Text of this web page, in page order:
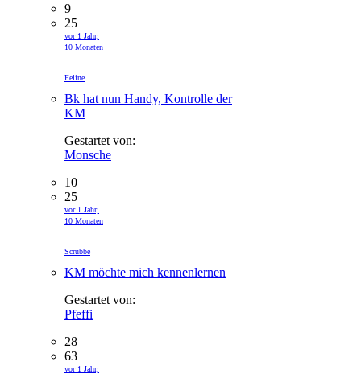
9
25
vor 1 Jahr,
10 Monaten
Feline
Bk hat nun Handy, Kontrolle der
KM
Gestartet von:
Monsche
10
25
vor 1 Jahr,
10 Monaten
Scrubbe
KM möchte mich kennenlernen
Gestartet von:
Pfeffi
28
63
vor 1 Jahr,